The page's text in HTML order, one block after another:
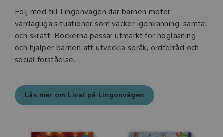
Följ med till Lingonvägen där barnen möter
vardagliga situationer som väcker igenkänning, samtal
och skratt. Böckerna passar utmärkt för högläsning
och hjälper barnen att utveckla språk, ordförråd och
social förståelse.
Läs mer om Livat på Lingonvägen